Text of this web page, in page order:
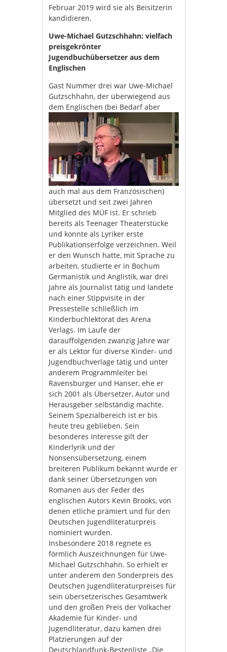
Februar 2019 wird sie als Beisitzerin
kandidieren.
Uwe-Michael Gutzschhahn: vielfach
preisgekrönter
Jugendbuchübersetzer aus dem
Englischen
Gast Nummer drei war Uwe-Michael
Gutzschhahn, der überwiegend aus
dem Englischen(bei Bedarf aber
auch mal aus dem Französischen)
übersetzt und seit zwei Jahren
Mitglied des MÜF ist. Er schrieb
bereits als Teenager Theaterstücke
und konnte als Lyriker erste
Publikationserfolge verzeichnen. Weil
er den Wunsch hatte, mit Sprache zu
arbeiten, studierte er in Bochum
Germanistik und Anglistik, war drei
Jahre als Journalist tätig und landete
nach einer Stippvisite in der
Pressestelle schließlich im
Kinderbuchlektorat des Arena
Verlags. Im Laufe der
darauffolgenden zwanzig Jahre war
er als Lektor für diverse Kinder- und
Jugendbuchverlage tätig und unter
anderem Programmleiter bei
Ravensburger und Hanser, ehe er
sich 2001 als Übersetzer, Autor und
Herausgeber selbständig machte.
Seinem Spezialbereich ist er bis
heute treu geblieben. Sein
besonderes Interesse gilt der
Kinderlyrik und der
Nonsensübersetzung, einem
breiteren Publikum bekannt wurde er
dank seiner Übersetzungen von
Romanen aus der Feder des
englischen Autors Kevin Brooks, von
denen etliche prämiert und für den
Deutschen Jugendliteraturpreis
nominiert wurden.
Insbesondere 2018 regnete es
förmlich Auszeichnungen für Uwe-
Michael Gutzschhahn. So erhielt er
unter anderem den Sonderpreis des
Deutschen Jugendliteraturpreises für
sein übersetzerisches Gesamtwerk
und den großen Preis der Volkacher
Akademie für Kinder- und
Jugendliteratur, dazu kamen drei
Platzierungen auf der
Deutschlandfunk-Bestenliste „Die